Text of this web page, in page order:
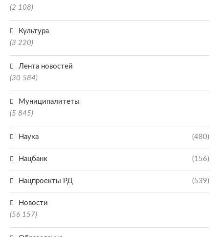
(2 108)
Культура
(3 220)
Лента новостей
(30 584)
Муниципалитеты
(5 845)
Наука (480)
Нацбанк (156)
Нацпроекты РД (539)
Новости
(56 157)